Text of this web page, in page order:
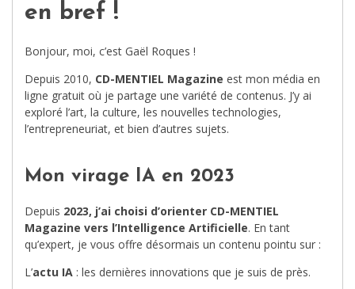
en bref !
Bonjour, moi, c’est Gaël Roques !
Depuis 2010, CD-MENTIEL Magazine est mon média en
ligne gratuit où je partage une variété de contenus. J’y ai
exploré l’art, la culture, les nouvelles technologies,
l’entrepreneuriat, et bien d’autres sujets.
Mon virage IA en 2023
Depuis 2023, j’ai choisi d’orienter CD-MENTIEL
Magazine vers l’Intelligence Artificielle. En tant
qu’expert, je vous offre désormais un contenu pointu sur :
L’actu IA : les dernières innovations que je suis de près.